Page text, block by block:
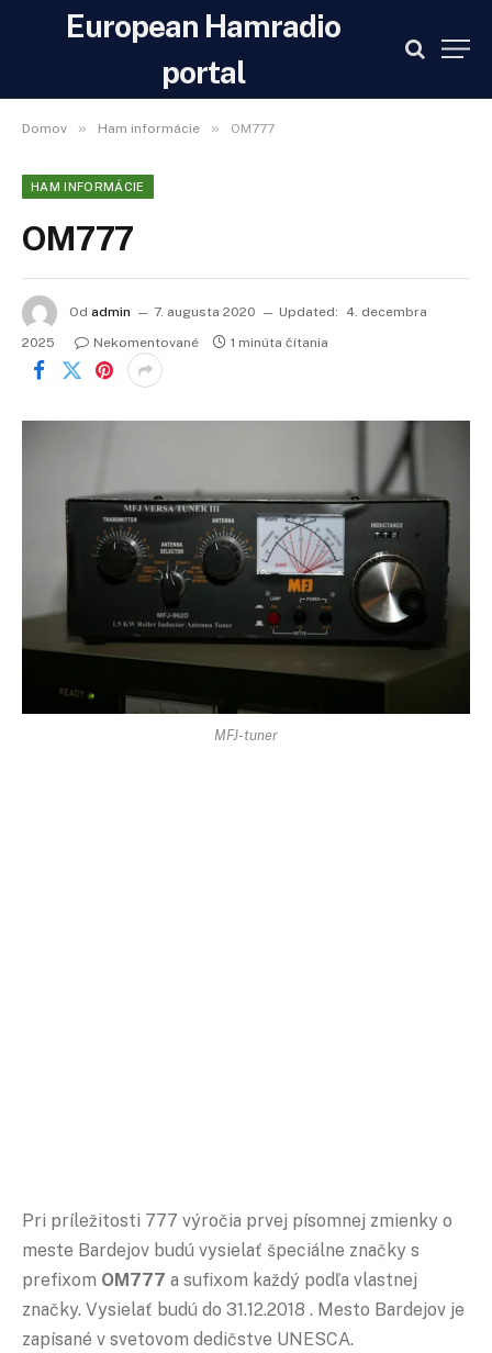
European Hamradio
portal
Domov » Ham informácie » OM777
HAM INFORMÁCIE
OM777
Od admin 7. augusta 2020 Updated:
4. decembra
2025
Nekomentované 1 minúta čítania
MFJ-tuner
Pri príležitosti 777 výročia prvej písomnej zmienky o
meste Bardejov budú vysielať špeciálne značky s
prefixom OM777 a sufixom každý podľa vlastnej
značky. Vysielať budú do 31.12.2018 . Mesto Bardejov je
zapísané v svetovom dedičstve UNESCA.